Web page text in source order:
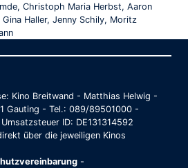
Christoph Maria Herbst, Aaron
Gina Haller, Jenny Schily, Moritz
Kino Breitwand - Matthias Helwig -
Gauting - Tel.: 089/89501000 -
ID: DE131314592
über die jeweiligen Kinos
-